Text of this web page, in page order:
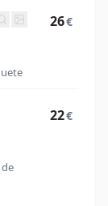
26€
22€